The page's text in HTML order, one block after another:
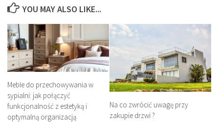
YOU MAY ALSO LIKE...
Meble do przechowywania w
sypialni: jak połączyć
funkcjonalność z estetyką i
optymalną organizacją
Na co zwrócić uwagę przy
zakupie drzwi ?